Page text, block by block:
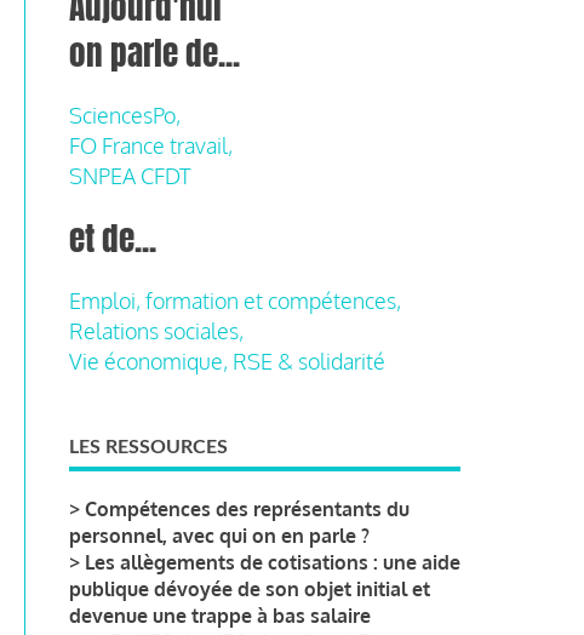
on parle de...
SciencesPo,
FO France travail,
SNPEA CFDT
et de...
Emploi, formation et compétences,
Relations sociales,
Vie économique, RSE & solidarité
LES RESSOURCES
> Compétences des représentants du
personnel, avec qui on en parle ?
> Les allègements de cotisations : une aide
publique dévoyée de son objet initial et
devenue une trappe à bas salaire